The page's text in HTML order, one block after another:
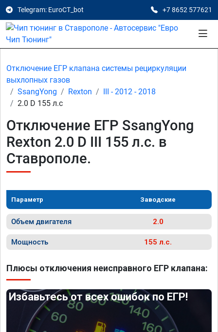
Telegram: EuroCT_bot +7 8652 577621
Отключение ЕГР клапана системы рециркуляции
выхлопных газов
SsangYong
Rexton
III - 2012 - 2018
2.0 D 155 л.с
Отключение ЕГР SsangYong
Rexton 2.0 D III 155 л.с. в
Ставрополе.
Параметр Заводские
Объем двигателя 2.0
Мощность 155 л.с.
Плюсы отключения неисправного ЕГР клапана:
Избавьтесь от всех ошибок по ЕГР!